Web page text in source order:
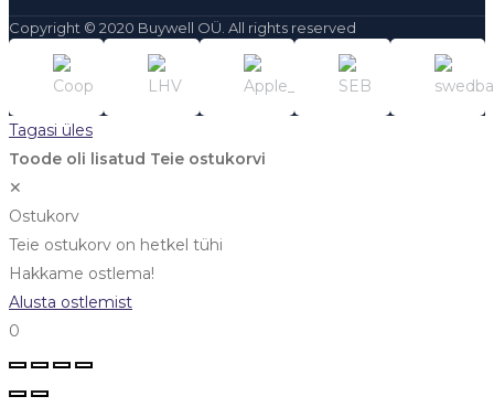
Copyright © 2020 Buywell OÜ. All rights reserved
Tagasi üles
Toode oli lisatud Teie ostukorvi
✕
Ostukorv
Teie ostukorv on hetkel tühi
Hakkame ostlema!
Alusta ostlemist
0